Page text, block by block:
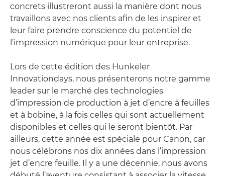
concrets illustreront aussi la manière dont nous
travaillons avec nos clients afin de les inspirer et
leur faire prendre conscience du potentiel de
l’impression numérique pour leur entreprise.
Lors de cette édition des Hunkeler
Innovationdays, nous présenterons notre gamme
leader sur le marché des technologies
d’impression de production à jet d’encre à feuilles
et à bobine, à la fois celles qui sont actuellement
disponibles et celles qui le seront bientôt. Par
ailleurs, cette année est spéciale pour Canon, car
nous célébrons nos dix années dans l’impression
jet d’encre feuille. Il y a une décennie, nous avons